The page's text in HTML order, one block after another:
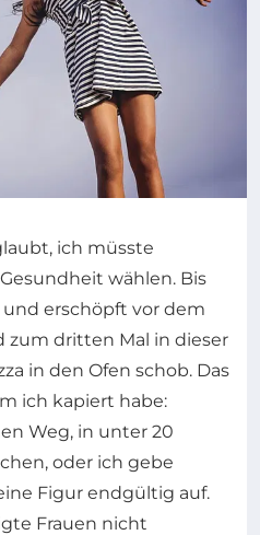
ich müsste
wählen. Bis
erschöpft vor dem
zum dritten Mal in dieser
in den Ofen schob. Das
ich kapiert habe:
Weg, in unter 20
oder ich gebe
Figur endgültig auf.
Frauen nicht